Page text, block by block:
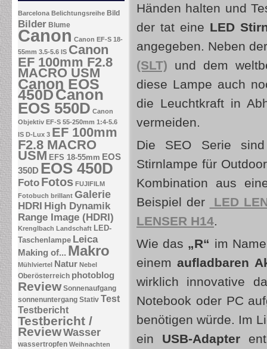
Barcelona Belichtungsreihe Bild
Bilder Blume
Canon Canon EF-S 18-
55mm 3.5-5.6 IS Canon
EF 100mm F2.8
MACRO USM
Canon EOS
450DCanon
EOS 550D Canon
Objektiv EF-S 55-250mm 1:4-5.6
IS D-Lux 3 EF 100mm
F2.8 MACRO
USM EFS 18-55mm EOS
350D EOS 450D
Foto Fotos FUJIFILM
Fotobuch brillant Galerie
HDRI High Dynamik
Range Image (HDRI)
Krenglbach Landschaft LED-
Taschenlampe Leica
Making of... Makro
Mühlviertel Natur Nebel
Oberösterreich photoblog
Review Sonnenaufgang
sonnenuntergang Stativ Test
Testbericht
Testbericht /
ReviewWasser
wassertropfen Weihnachten
Händen halten und
der tat eine LED
angegeben. Neben
(SLT) und dem
diese Lampe auch
die Leuchtkraft in
vermeiden.
Die SEO Serie
Stirnlampe für
Kombination aus
Beispiel der
LED
LENSER H14.
Wie das „R“ im
einemaufladbaren
wirklich innovative
Notebook oder PC
benötigen würde. Im
ein USB-Adapter